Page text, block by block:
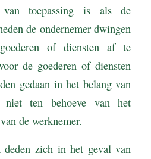
van toepassing is als de
de ondernemer dwingen
of diensten af te
de goederen of diensten
gedaan in het belang van
niet ten behoeve van het
de werknemer.
deden zich in het geval van